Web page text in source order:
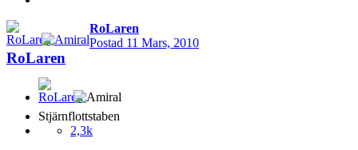
RoLaren
Postad 11 Mars, 2010
RoLaren
Stjärnflottstaben
2,3k